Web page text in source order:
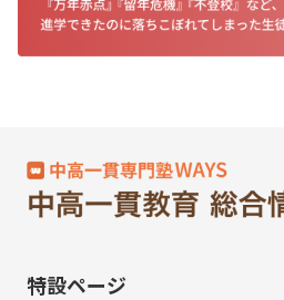
特設ページ